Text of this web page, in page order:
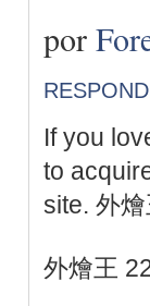
por
If you
to
site. 外
外燴王